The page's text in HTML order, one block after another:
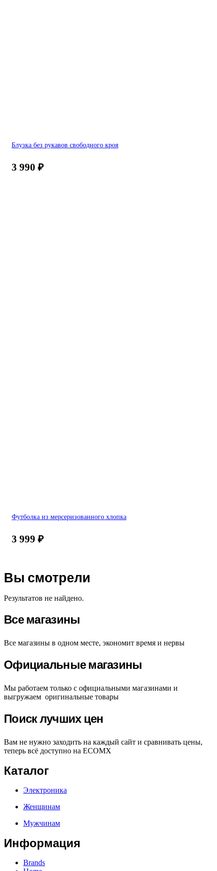
Блузка без рукавов свободного кроя
3 990 ₽
Футболка из мерсеризованного хлопка
3 999 ₽
Вы смотрели
Результатов не найдено.
Все магазины
Все магазины в одном месте, экономит время и нервы
Официальные магазины
Мы работаем только с официальными магазинами и
выгружаем оригинальные товары
Поиск лучших цен
Вам не нужно заходить на каждый сайт и сравнивать цены,
теперь всё доступно на ECOMX
Каталог
Электроника
Женщинам
Мужчинам
Информация
Brands